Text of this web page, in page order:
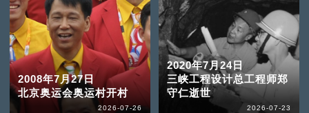
2008年7月27日
北京奥运会奥运村开村
2026-07-26
2020年7月24日
三峡工程设计总工程师郑
守仁逝世
2026-07-23